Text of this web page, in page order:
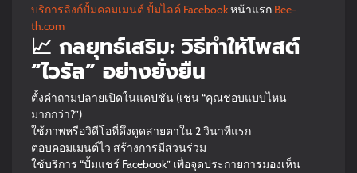
บริการลิงก์ปั้มคอมเมนต์ ปั้มไลค์ Facebookหน้าแรก Bee-
th.com
📈 กลยุทธ์เสริม: วิธีทำให้โพสต์
“ไวรัล” อย่างยั่งยืน
ตั้งคำถามปลายเปิดในแคปชัน (เช่น “คุณชอบแบบไหน
มากกว่า?”)
ใช้ภาพหรือวิดีโอที่ดึงดูดสายตาใน 2 วินาทีแรก
ตอบคอมเมนต์ไว สร้างการมีส่วนร่วม
ใช้บริการ “ปั้มแชร์ Facebook” เพื่อจุดประกายการมองเห็น